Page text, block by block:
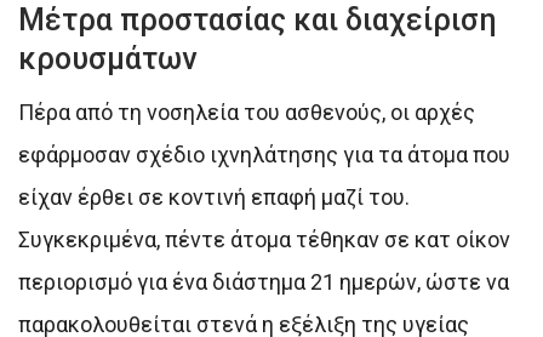
Μέτρα προστασίας και διαχείριση
κρουσμάτων
Πέρα από τη νοσηλεία του ασθενούς, οι αρχές
εφάρμοσαν σχέδιο ιχνηλάτησης για τα άτομα που
είχαν έρθει σε κοντινή επαφή μαζί του.
Συγκεκριμένα, πέντε άτομα τέθηκαν σε κατ οίκον
περιορισμό για ένα διάστημα 21 ημερών, ώστε να
παρακολουθείται στενά η εξέλιξη της υγείας